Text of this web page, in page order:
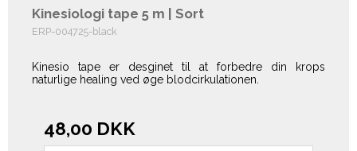
Kinesiologi tape 5 m | Sort
ERP-004725-black
Kinesio tape er desginet til at forbedre din krops
naturlige healing ved øge blodcirkulationen.
48,00 DKK